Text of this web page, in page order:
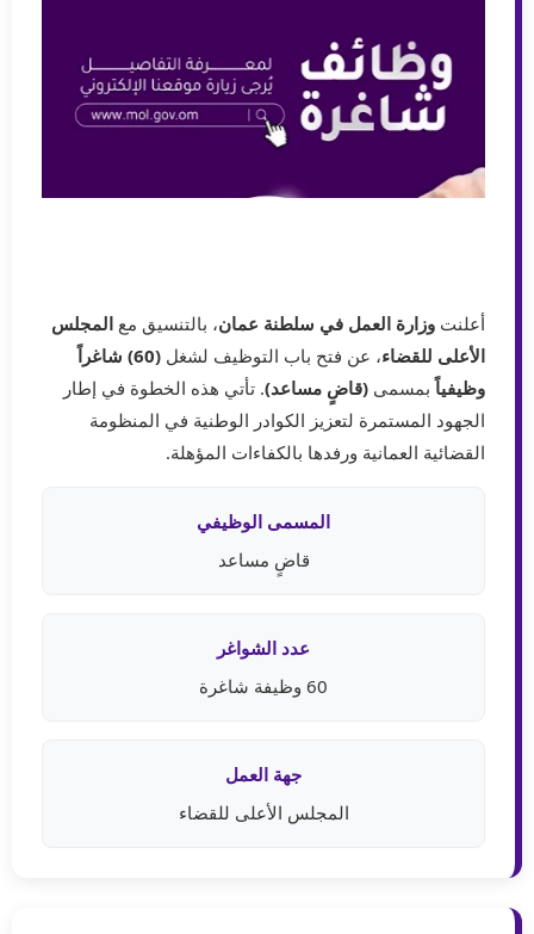
أعلنت وزارة العمل في سلطنة عمان، بالتنسيق مع المجلس
الأعلى للقضاء، عن فتح باب التوظيف لشغل
(60) شاغراً
وظيفياًبمسمى (قاضٍ مساعد). تأتي هذه الخطوة في إطار
الجهود المستمرة لتعزيز الكوادر الوطنية في المنظومة
القضائية العمانية ورفدها بالكفاءات المؤهلة.
المسمى الوظيفي
قاضٍ مساعد
عدد الشواغر
60 وظيفة شاغرة
جهة العمل
المجلس الأعلى للقضاء